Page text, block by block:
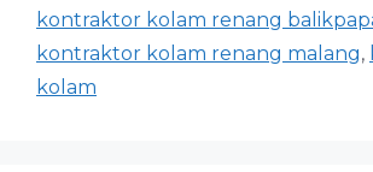
kontraktor kolam renang
kontraktor kolam renang malang,
kolam